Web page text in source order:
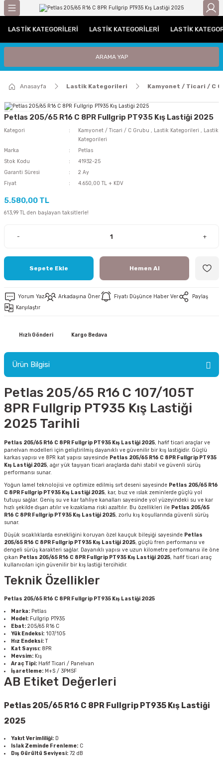
/ C Grubu
Lastiği
Traktör Ön Lastikleri
LASTIK KATEGORILERI LASTIK KATEGORILERI LASTIK
ARAMA YAP
Anasayfa Lastik Kategorileri Kamyonet / Ticari / C
Petlas 205/65 R16 C 8PR Fullgrip PT935 Kış Lastiği 2025
Kategori Kamyonet / Ticari / C Grubu , Lastik Kategorileri , Lastik
Kategorileri
Marka
Petlas
Stok Kodu
41932-25
Garanti Süresi
2 Ay
Fiyat
4.650,00 TL + KDV
5.580,00 TL
613,99 TL den başlayan taksitlerle!
- +
Sepete Ekle Hemen Al
Yorum Yaz Arkadaşına Öner Fiyatı Düşünce Haber Ver
Paylaş
Karşılaştır
Hızlı Gönderi Kargo Bedava
Ürün Bilgisi
Petlas 205/65 R16 C 107/105T
8PR Fullgrip PT935 Kış Lastiği
2025 Tarihli
Petlas 205/65 R16 C 8PR Fullgrip PT935 Kış Lastiği 2025, hafif ticari araçlar ve
panelvan modelleri için geliştirilmiş dayanıklı ve güvenilir bir kış lastiğidir. Güçlü
karkas yapısı ve 8PR kat yapısı sayesinde Petlas 205/65 R16 C 8PR Fullgrip PT935
Kış Lastiği 2025, ağır yük taşıyan ticari araçlarda dahi stabil ve güvenli sürüş
performansı sunar.
Yoğun lamel teknolojisi ve optimize edilmiş sırt deseni sayesinde Petlas 205/65 R16
C 8PR Fullgrip PT935 Kış Lastiği 2025, kar, buz ve ıslak zeminlerde güçlü yol
tutuşu sağlar. Geniş su ve kar tahliye kanalları sayesinde yol yüzeyindeki su ve kar
hızlı şekilde dışarı atılır ve kızaklama riski azaltılır. Bu özellikleri ile Petlas 205/65
R16 C 8PR Fullgrip PT935 Kış Lastiği 2025, zorlu kış koşullarında güvenli sürüş
sunar.
Düşük sıcaklıklarda esnekliğini koruyan özel kauçuk bileşiği sayesinde Petlas
205/65 R16 C 8PR Fullgrip PT935 Kış Lastiği 2025, güçlü fren performansı ve
dengeli sürüş karakteri sağlar. Dayanıklı yapısı ve uzun kilometre performansı ile öne
çıkan Petlas 205/65 R16 C 8PR Fullgrip PT935 Kış Lastiği 2025, hafif ticari araç
kullanıcıları için güvenilir bir kış lastiği tercihidir.
Teknik Özellikler
Petlas 205/65 R16 C 8PR Fullgrip PT935 Kış Lastiği 2025
Marka: Petlas
Model: Fullgrip PT935
Ebat: 205/65 R16 C
Yük Endeksi: 107/105
Hız Endeksi:T
Kat Sayısı: 8PR
Mevsim: Kış
Araç Tipi: Hafif Ticari / Panelvan
İşaretleme: M+S / 3PMSF
AB Etiket Değerleri
Petlas 205/65 R16 C 8PR Fullgrip PT935 Kış Lastiği
2025
Yakıt Verimliliği: D
Islak Zeminde Frenleme: C
Dış Gürültü Seviyesi: 72 dB